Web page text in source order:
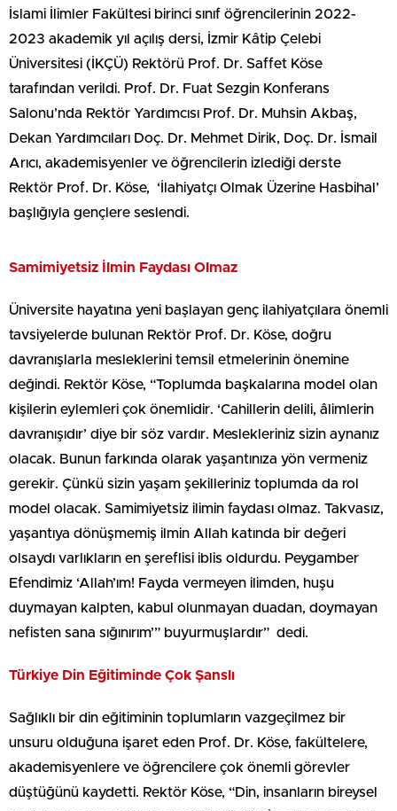
İslami İlimler Fakültesi birinci sınıf öğrencilerinin 2022-
2023 akademik yıl açılış dersi, İzmir Kâtip Çelebi
Üniversitesi (İKÇÜ) Rektörü Prof. Dr. Saffet Köse
tarafından verildi. Prof. Dr. Fuat Sezgin Konferans
Salonu’nda Rektör Yardımcısı Prof. Dr. Muhsin Akbaş,
Dekan Yardımcıları Doç. Dr. Mehmet Dirik, Doç. Dr. İsmail
Arıcı, akademisyenler ve öğrencilerin izlediği derste
Rektör Prof. Dr. Köse, ‘İlahiyatçı Olmak Üzerine Hasbihal’
başlığıyla gençlere seslendi.
Samimiyetsiz İlmin Faydası Olmaz
Üniversite hayatına yeni başlayan genç ilahiyatçılara önemli
tavsiyelerde bulunan Rektör Prof. Dr. Köse, doğru
davranışlarla mesleklerini temsil etmelerinin önemine
değindi. Rektör Köse, “Toplumda başkalarına model olan
kişilerin eylemleri çok önemlidir. ‘Cahillerin delili, âlimlerin
davranışıdır’ diye bir söz vardır. Meslekleriniz sizin aynanız
olacak. Bunun farkında olarak yaşantınıza yön vermeniz
gerekir. Çünkü sizin yaşam şekilleriniz toplumda da rol
model olacak. Samimiyetsiz ilimin faydası olmaz. Takvasız,
yaşantıya dönüşmemiş ilmin Allah katında bir değeri
olsaydı varlıkların en şereflisi iblis oldurdu. Peygamber
Efendimiz ‘Allah’ım! Fayda vermeyen ilimden, huşu
duymayan kalpten, kabul olunmayan duadan, doymayan
nefisten sana sığınırım’” buyurmuşlardır” dedi.
Türkiye Din Eğitiminde Çok Şanslı
Sağlıklı bir din eğitiminin toplumların vazgeçilmez bir
unsuru olduğuna işaret eden Prof. Dr. Köse, fakültelere,
akademisyenlere ve öğrencilere çok önemli görevler
düştüğünü kaydetti. Rektör Köse, “Din, insanların bireysel